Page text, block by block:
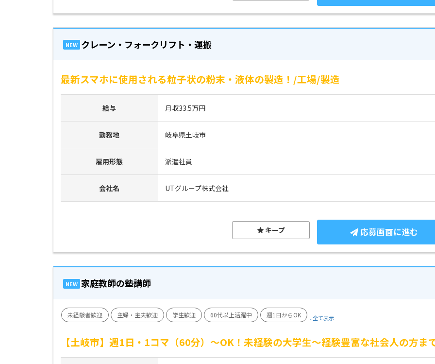
NEW クレーン・フォークリフト・運搬
最新スマホに使用される粒子状の粉末・液体の製造！/工場/製造
給与 月収33.5万円
勤務地 岐阜県土岐市
雇用形態 派遣社員
会社名 UTグループ株式会社
応募画面に進む
キープ
NEW 家庭教師の塾講師
未経験者歓迎 主婦・主夫歓迎 学生歓迎 60代以上活躍中 週1日からOK ...全て表示
【土岐市】週1日・1コマ（60分）～OK！未経験の大学生～経験豊富な社会人の方ま